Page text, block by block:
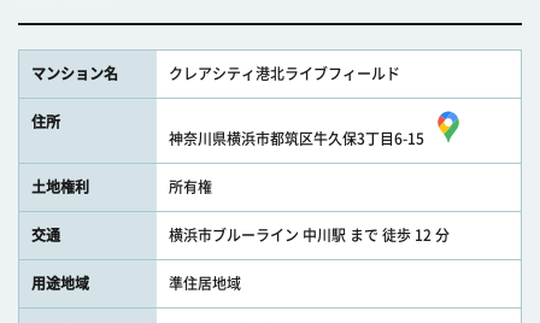
マンション名 クレアシティ港北ライブフィールド
住所
神奈川県横浜市都筑区牛久保3丁目6-15
土地権利 所有権
交通 横浜市ブルーライン 中川駅 まで 徒歩 12 分
用途地域 準住居地域